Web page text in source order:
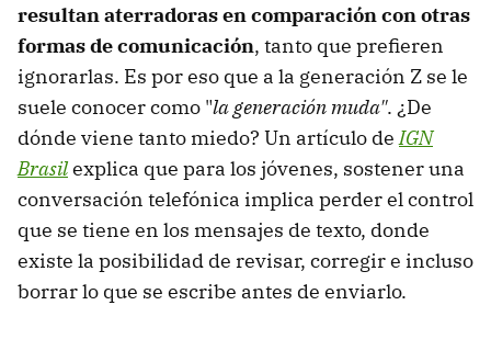
resultan aterradoras en comparación con otras
formas de comunicación, tanto que prefieren
ignorarlas. Es por eso que a la generación Z se le
suele conocer como "la generación muda". ¿De
dónde viene tanto miedo? Un artículo deIGN
Brasilexplica que para los jóvenes, sostener una
conversación telefónica implica perder el control
que se tiene en los mensajes de texto, donde
existe la posibilidad de revisar, corregir e incluso
borrar lo que se escribe antes de enviarlo.